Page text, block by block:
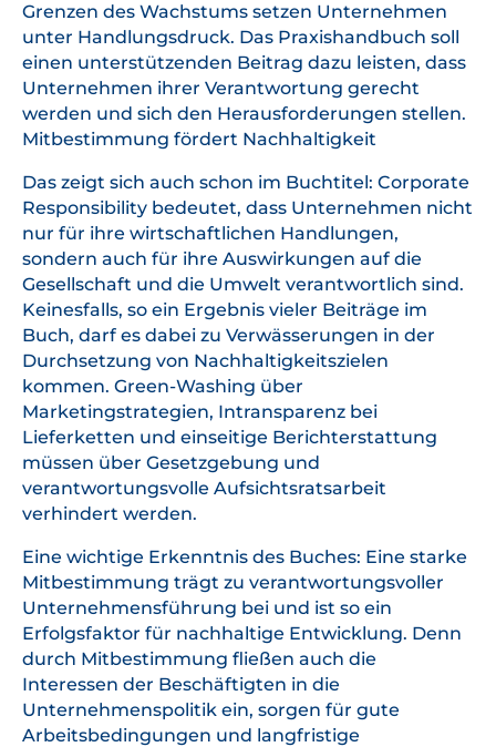
Grenzen des Wachstums setzen Unternehmen
unter Handlungsdruck. Das Praxishandbuch soll
einen unterstützenden Beitrag dazu leisten, dass
Unternehmen ihrer Verantwortung gerecht
werden und sich den Herausforderungen stellen.
Mitbestimmung fördert Nachhaltigkeit
Das zeigt sich auch schon im Buchtitel: Corporate
Responsibility bedeutet, dass Unternehmen nicht
nur für ihre wirtschaftlichen Handlungen,
sondern auch für ihre Auswirkungen auf die
Gesellschaft und die Umwelt verantwortlich sind.
Keinesfalls, so ein Ergebnis vieler Beiträge im
Buch, darf es dabei zu Verwässerungen in der
Durchsetzung von Nachhaltigkeitszielen
kommen. Green-Washing über
Marketingstrategien, Intransparenz bei
Lieferketten und einseitige Berichterstattung
müssen über Gesetzgebung und
verantwortungsvolle Aufsichtsratsarbeit
verhindert werden.
Eine wichtige Erkenntnis des Buches: Eine starke
Mitbestimmung trägt zu verantwortungsvoller
Unternehmensführung bei und ist so ein
Erfolgsfaktor für nachhaltige Entwicklung. Denn
durch Mitbestimmung fließen auch die
Interessen der Beschäftigten in die
Unternehmenspolitik ein, sorgen für gute
Arbeitsbedingungen und langfristige